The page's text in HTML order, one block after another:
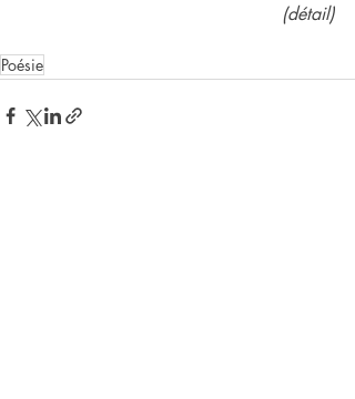
(détail)
Poésie